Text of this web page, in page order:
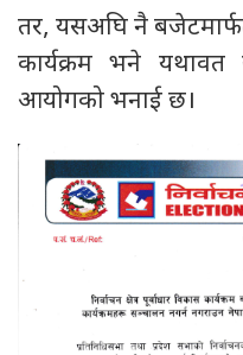
तर, यसअघि नै
कार्यक्रम भने
आयोगको भनाई छ।